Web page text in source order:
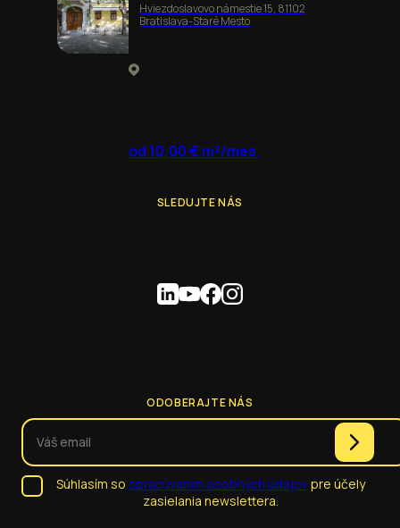
Hviezdoslavovo námestie 15, 81102
Bratislava-Staré Mesto
od 10,00 € m²/mes.
SLEDUJTE NÁS
ODOBERAJTE NÁS
Súhlasím so spracúvaním osobných údajovpre účely
zasielania newslettera.